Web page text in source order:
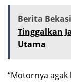
Berita
Tinggalkan
Utama
“Motornya